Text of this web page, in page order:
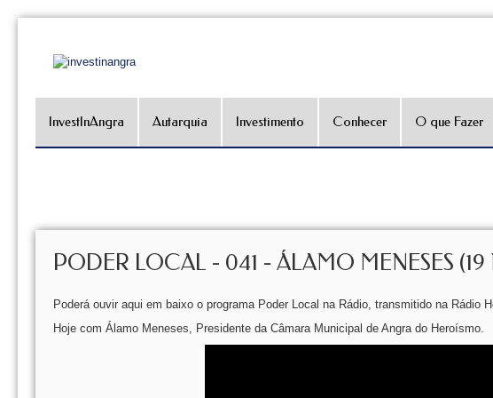
InvestInAngra Autarquia Investimento Conhecer O que Fazer
PODER LOCAL - 041 - ÁLAMO MENESES
Poderá ouvir aqui em baixo o programa Poder Local na Rádio, transmitido na Rádio
Hoje com Álamo Meneses, Presidente da Câmara Municipal de Angra do Heroísmo.